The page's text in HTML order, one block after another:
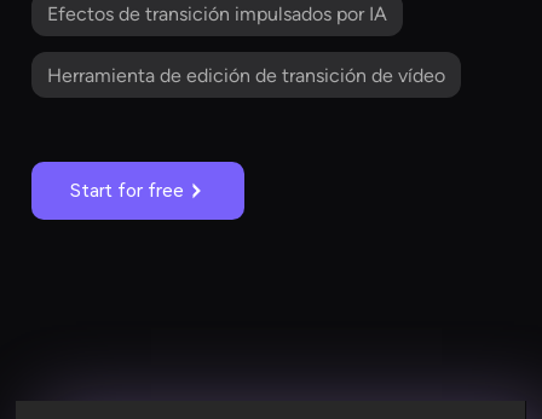
Efectos de transición impulsados por IA
Herramienta de edición de transición de vídeo
Start for free